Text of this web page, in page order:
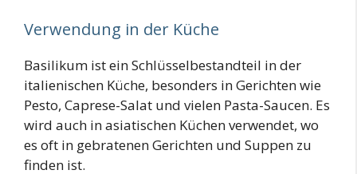
Verwendung in der Küche
Basilikum ist ein Schlüsselbestandteil in der
italienischen Küche, besonders in Gerichten wie
Pesto, Caprese-Salat und vielen Pasta-Saucen. Es
wird auch in asiatischen Küchen verwendet, wo
es oft in gebratenen Gerichten und Suppen zu
finden ist.